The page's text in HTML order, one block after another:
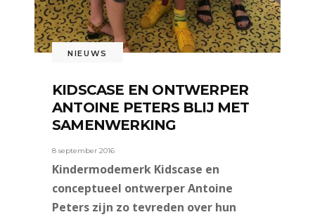
NIEUWS
KIDSCASE EN ONTWERPER
ANTOINE PETERS BLIJ MET
SAMENWERKING
8 september 2016
Kindermodemerk Kidscase en
conceptueel ontwerper Antoine
Peters zijn zo tevreden over hun